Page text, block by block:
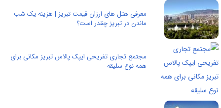
معرفی هتل های ارزان قیمت تبریز | هزینه یک شب
ماندن در تبریز چقدر است؟
مجتمع تجاری تفریحی ایپک پالاس تبریز مکانی برای
همه نوع سلیقه